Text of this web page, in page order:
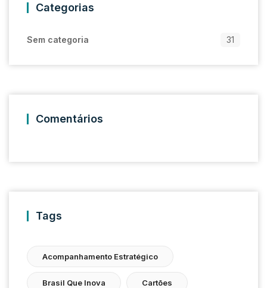
Categorias
Sem categoria 31
Comentários
Tags
Acompanhamento Estratégico
Brasil Que Inova Cartões